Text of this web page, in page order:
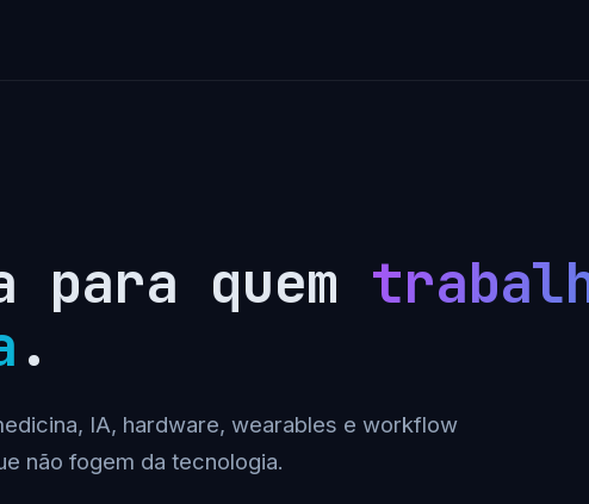
para quem
.
IA, hardware, wearables e workflow
não fogem da tecnologia.